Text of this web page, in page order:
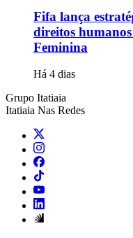
Fifa lança
direitos
Feminina
Há 4 dias
Grupo Itatiaia
Itatiaia Nas Redes